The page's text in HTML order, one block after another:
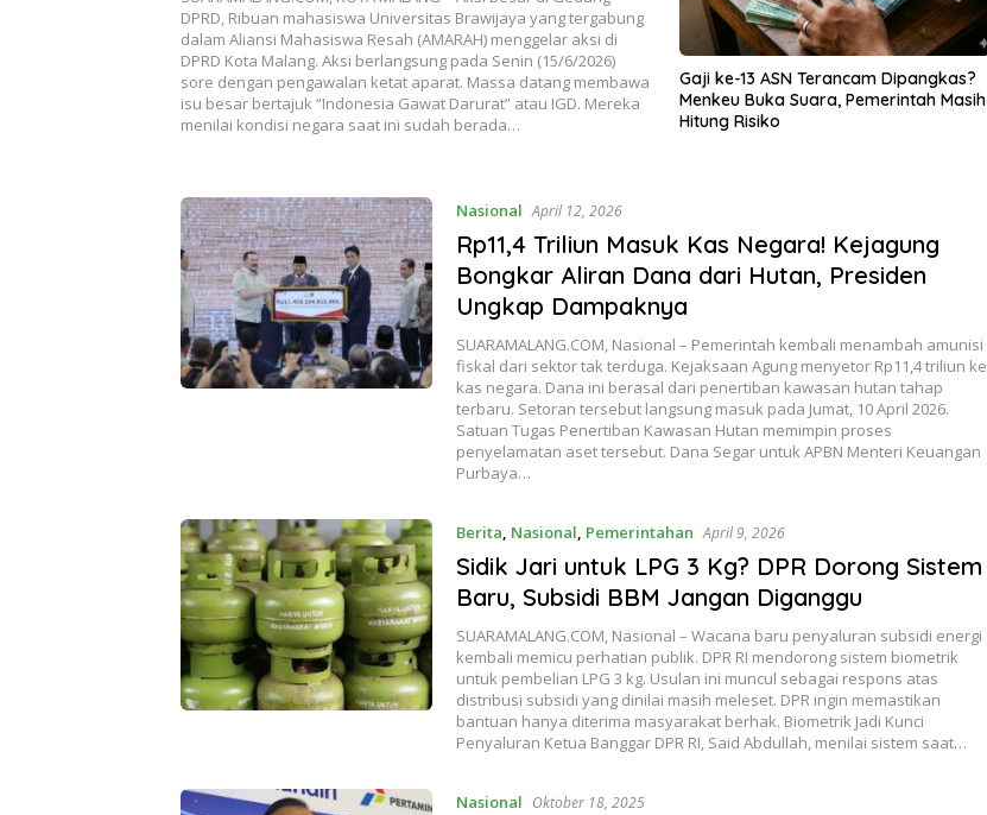
DPRD, Ribuan mahasiswa Universitas Brawijaya yang tergabung
dalam Aliansi Mahasiswa Resah (AMARAH) menggelar aksi di
DPRD Kota Malang. Aksi berlangsung pada Senin (15/6/2026)
sore dengan pengawalan ketat aparat. Massa datang membawa
isu besar bertajuk “Indonesia Gawat Darurat” atau IGD. Mereka
menilai kondisi negara saat ini sudah berada…
Gaji ke-13 ASN Terancam Dipangkas?
Menkeu Buka Suara, Pemerintah Masih
Hitung Risiko
Nasional April 12, 2026
Rp11,4 Triliun Masuk Kas Negara! Kejagung
Bongkar Aliran Dana dari Hutan, Presiden
Ungkap Dampaknya
SUARAMALANG.COM, Nasional – Pemerintah kembali menambah amunisi
fiskal dari sektor tak terduga. Kejaksaan Agung menyetor Rp11,4 triliun ke
kas negara. Dana ini berasal dari penertiban kawasan hutan tahap
terbaru. Setoran tersebut langsung masuk pada Jumat, 10 April 2026.
Satuan Tugas Penertiban Kawasan Hutan memimpin proses
penyelamatan aset tersebut. Dana Segar untuk APBN Menteri Keuangan
Purbaya…
Berita, Nasional, Pemerintahan April 9, 2026
Sidik Jari untuk LPG 3 Kg? DPR Dorong Sistem
Baru, Subsidi BBM Jangan Diganggu
SUARAMALANG.COM, Nasional – Wacana baru penyaluran subsidi energi
kembali memicu perhatian publik. DPR RI mendorong sistem biometrik
untuk pembelian LPG 3 kg. Usulan ini muncul sebagai respons atas
distribusi subsidi yang dinilai masih meleset. DPR ingin memastikan
bantuan hanya diterima masyarakat berhak. Biometrik Jadi Kunci
Penyaluran Ketua Banggar DPR RI, Said Abdullah, menilai sistem saat…
Nasional Oktober 18, 2025